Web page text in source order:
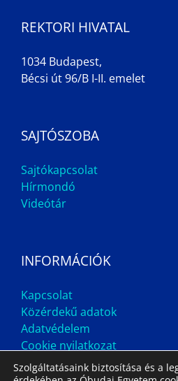
REKTORI HIVATAL
1034 Budapest,
Bécsi út 96/B I-II. emelet
SAJTÓSZOBA
Sajtókapcsolat
Hírmondó
Videótár
INFORMÁCIÓK
Kapcsolat
Közérdekű adatok
Adatvédelem
Cookie nyilatkozat
Szolgáltatásaink biztosítása és a